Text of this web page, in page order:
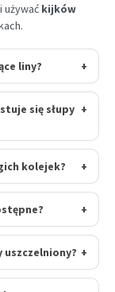
używać kijków
liny? +
się słupy +
kolejek? +
+
uszczelniony? +